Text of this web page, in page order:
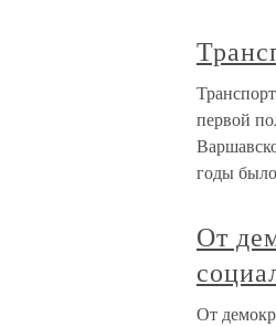
первой
годы
От
От